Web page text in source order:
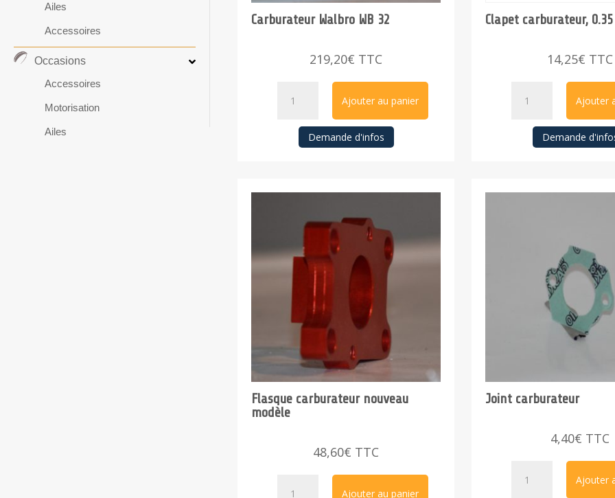
Ailes
Accessoires
Occasions
Accessoires
Motorisation
Ailes
Carburateur Walbro WB 32
219,20€ TTC
Carburateur
Walbro
Ajouter au panier
Demande d'infos
Clapet carburateur, 0.35
14,25€ TTC
Clapet
carburateur,
Ajouter
Demande
Flasque carburateur nouveau
modèle
48,60€ TTC
Ajouter au panier
Joint carburateur
4,40€ TTC
Ajouter